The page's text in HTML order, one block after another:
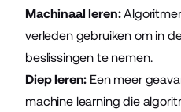
Machinaal leren:
verleden gebruiken om in
beslissingen te nemen.
Diep leren: Een meer
machine learning die